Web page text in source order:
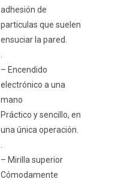
adhesión de
particulas que suelen
ensuciar la pared.
.
– Encendido
electrónico a una
mano
Práctico y sencillo, en
una única operación.
.
– Mirilla superior
Cómodamente